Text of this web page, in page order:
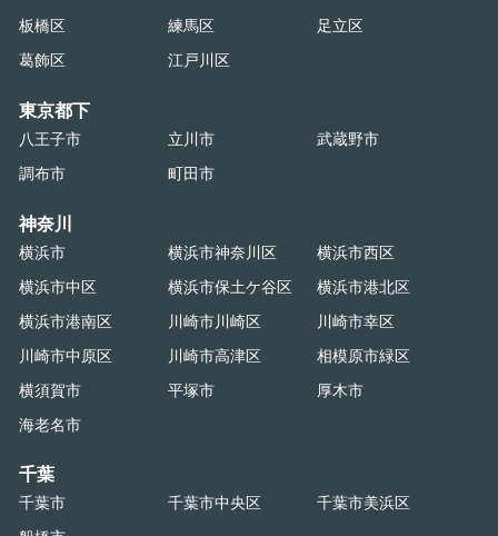
板橋区
練馬区
足立区
葛飾区
江戸川区
東京都下
八王子市 立川市
武蔵野市
調布市
町田市
神奈川
横浜市 横浜市神奈川区
横浜市西区
横浜市中区
横浜市保土ケ谷区
横浜市港北区
横浜市港南区
川崎市川崎区
川崎市幸区
川崎市中原区
川崎市高津区
相模原市緑区
横須賀市
平塚市
厚木市
海老名市
千葉
千葉市 千葉市中央区
千葉市美浜区